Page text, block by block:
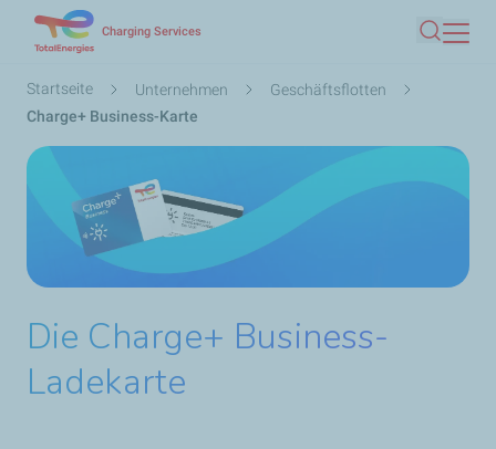
Inhalt
Charging Services
Suche
Pfadnavigation
Startseite Unternehmen
Geschäftsflotten
Charge+ Business-Karte
Die Charge+ Business-
Ladekarte